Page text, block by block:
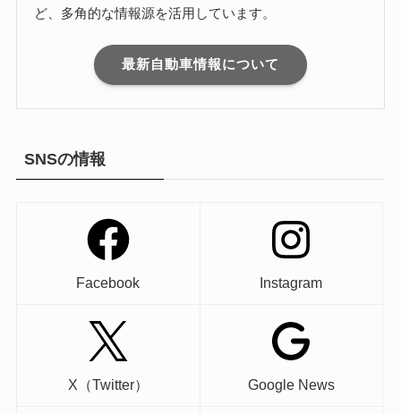
ど、多角的な情報源を活用しています。
最新自動車情報について
SNSの情報
Facebook Instagram
X（Twitter） Google News